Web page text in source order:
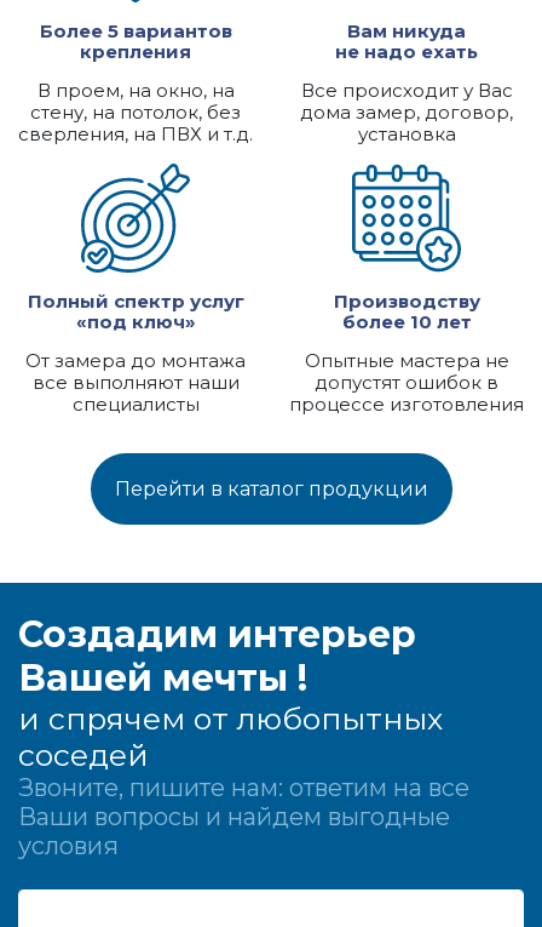
Более 5 вариантов
крепления
В проем, на окно, на
стену, на потолок, без
сверления, на ПВХ и т.д.
Вам никуда
не надо ехать
Все происходит у Вас
дома замер, договор,
установка
Полный спектр услуг
«под ключ»
От замера до монтажа
все выполняют наши
специалисты
Производству
более 10 лет
Опытные мастера не
допустят ошибок в
процессе изготовления
Перейти в каталог продукции
Создадим интерьер
Вашей мечты !
и спрячем от любопытных
соседей
Звоните, пишите нам: ответим на все
Ваши вопросы и найдем выгодные
условия